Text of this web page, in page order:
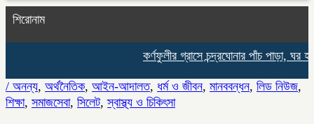
শিরোনাম
কর্ণফুলীর গ্রাসে চন্দ্রঘোনার পাঁচ পাড়া, ঘর
/ অনন্য, অর্থনৈতিক, আইন-আদালত, ধর্ম ও জীবন, মানববন্ধন, লিড নিউজ,
শিক্ষা, সমাজসেবা, সিলেট,স্বাস্থ্য ও চিকিৎসা